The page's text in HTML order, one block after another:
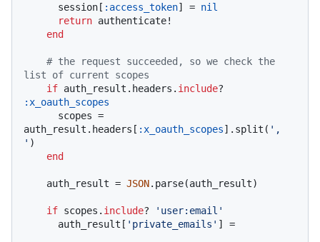
      session[
:access_token] = nil
return authenticate!
end
# the request succeeded, so we check the
list of current scopes
if auth_result.headers. include
:x_oauth_scopes
auth_result.headers[ :x_oauth_scopes].split( ',
' )
end
    auth_result =
JSON.parse(auth_result)
if scopes. include?
'user:email'
      auth_result[
'private_emails' ] =